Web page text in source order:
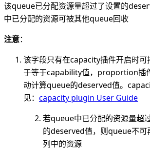
该queue已分配资源量超过了设置的
中已分配的资源可被其他queue回收
注意：
该字段只有在capacity插件开启时可
于等于capability值，proportion插
动计算queue的deserved值。
见： capacity plugin User Guide
若queue中已分配的资源量超
的deserved值，则queue不可
列中的资源